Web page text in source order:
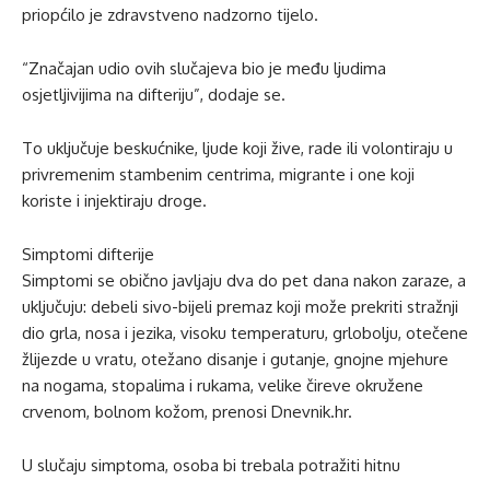
priopćilo je zdravstveno nadzorno tijelo.
“Značajan udio ovih slučajeva bio je među ljudima
osjetljivijima na difteriju”, dodaje se.
To uključuje beskućnike, ljude koji žive, rade ili volontiraju u
privremenim stambenim centrima, migrante i one koji
koriste i injektiraju droge.
Simptomi difterije
Simptomi se obično javljaju dva do pet dana nakon zaraze, a
uključuju: debeli sivo-bijeli premaz koji može prekriti stražnji
dio grla, nosa i jezika, visoku temperaturu, grlobolju, otečene
žlijezde u vratu, otežano disanje i gutanje, gnojne mjehure
na nogama, stopalima i rukama, velike čireve okružene
crvenom, bolnom kožom, prenosi Dnevnik.hr.
U slučaju simptoma, osoba bi trebala potražiti hitnu